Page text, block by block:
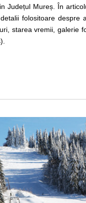
Județul Mureș. În
folositoare despre
starea vremii, galerie